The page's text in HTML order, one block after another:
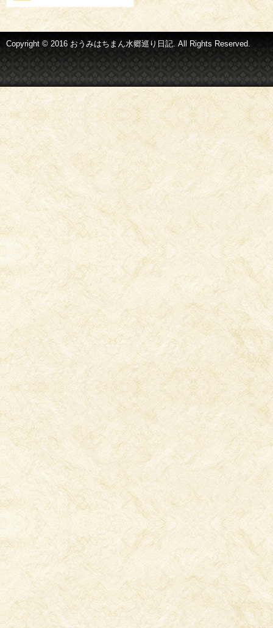
Copyright © 2016 おうみはちまん水郷巡り日記. All Rights Reserved.